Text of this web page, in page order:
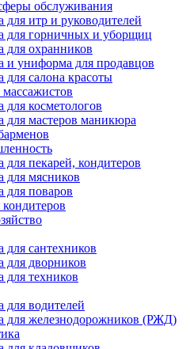
обслуживания
для итр и руководителей
для горничных и уборщиц
для охранников
и униформа для продавцов
для салона красоты
косметологов
для мастеров маникюра
пекарей, кондитеров
для мясников
для поваров
сантехников
для дворников
для техников
для водителей
для железнодорожников (РЖД)